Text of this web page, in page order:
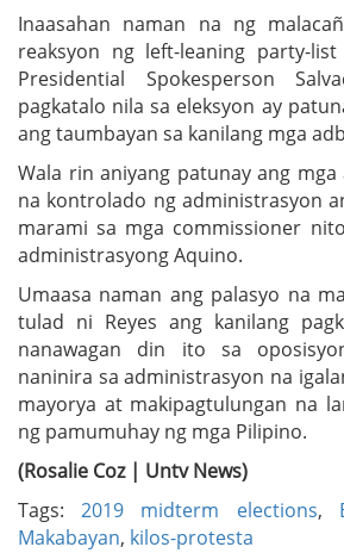
Inaasahan naman na ng
reaksyon ng left-leaning party-
Presidential Spokesperson
pagkatalo nila sa eleksyon ay
ang taumbayan sa kanilang mga
Wala rin aniyang patunay ang mga
na kontrolado ng administrasyon
marami sa mga commissioner
administrasyong Aquino.
Umaasa naman ang palasyo na
tulad ni Reyes ang kanilang
nanawagan din ito sa
naninira sa administrasyon na
mayorya at makipagtulungan na
ng pamumuhay ng mga Pilipino.
(Rosalie Coz | Untv News)
Tags:2019 midterm elections,
Makabayan, kilos-protesta